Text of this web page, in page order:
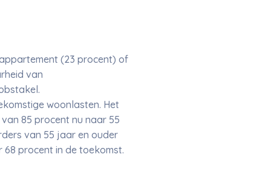
(23 procent) of
van
woonlasten. Het
85 procent nu naar 55
van 55 jaar en ouder
procent in de toekomst.